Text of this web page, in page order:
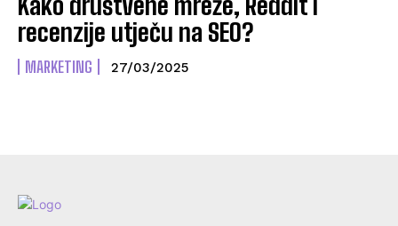
recenzije utječu na SEO?
MARKETING 27/03/2025